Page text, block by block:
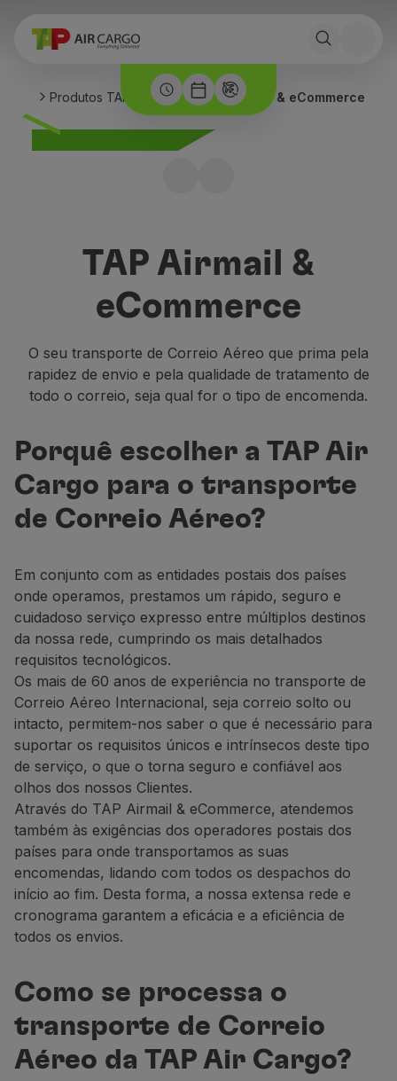
Produtos TAP Air Cargo TAP Airmail & eCommerce
TAP Airmail &
eCommerce
O seu transporte de Correio Aéreo que prima pela
rapidez de envio e pela qualidade de tratamento de
todo o correio, seja qual for o tipo de encomenda.
Porquê escolher a TAP Air
Cargo para o transporte
de Correio Aéreo?
Em conjunto com as entidades postais dos países
onde operamos, prestamos um rápido, seguro e
cuidadoso serviço expresso entre múltiplos destinos
da nossa rede, cumprindo os mais detalhados
requisitos tecnológicos.
Os mais de 60 anos de experiência no transporte de
Correio Aéreo Internacional, seja correio solto ou
intacto, permitem-nos saber o que é necessário para
suportar os requisitos únicos e intrínsecos deste tipo
de serviço, o que o torna seguro e confiável aos
olhos dos nossos Clientes.
Através do TAP Airmail & eCommerce, atendemos
também às exigências dos operadores postais dos
países para onde transportamos as suas
encomendas, lidando com todos os despachos do
início ao fim. Desta forma, a nossa extensa rede e
cronograma garantem a eficácia e a eficiência de
todos os envios.
Como se processa o
transporte de Correio
Aéreo da TAP Air Cargo?